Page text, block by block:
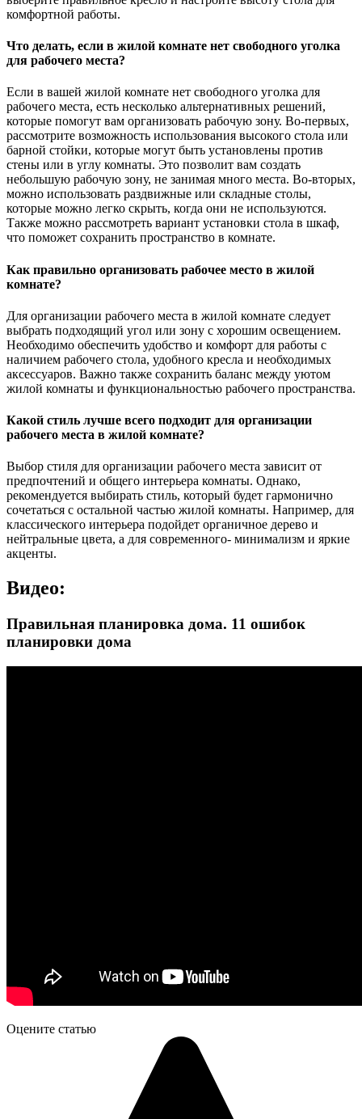
комфортной работы.
Что делать, если в жилой комнате нет свободного уголка
для рабочего места?
Если в вашей жилой комнате нет свободного уголка для
рабочего места, есть несколько альтернативных решений,
которые помогут вам организовать рабочую зону. Во-первых,
рассмотрите возможность использования высокого стола или
барной стойки, которые могут быть установлены против
стены или в углу комнаты. Это позволит вам создать
небольшую рабочую зону, не занимая много места. Во-вторых,
можно использовать раздвижные или складные столы,
которые можно легко скрыть, когда они не используются.
Также можно рассмотреть вариант установки стола в шкаф,
что поможет сохранить пространство в комнате.
Как правильно организовать рабочее место в жилой
комнате?
Для организации рабочего места в жилой комнате следует
выбрать подходящий угол или зону с хорошим освещением.
Необходимо обеспечить удобство и комфорт для работы с
наличием рабочего стола, удобного кресла и необходимых
аксессуаров. Важно также сохранить баланс между уютом
жилой комнаты и функциональностью рабочего пространства.
Какой стиль лучше всего подходит для организации
рабочего места в жилой комнате?
Выбор стиля для организации рабочего места зависит от
предпочтений и общего интерьера комнаты. Однако,
рекомендуется выбирать стиль, который будет гармонично
сочетаться с остальной частью жилой комнаты. Например, для
классического интерьера подойдет органичное дерево и
нейтральные цвета, а для современного- минимализм и яркие
акценты.
Видео:
Правильная планировка дома. 11 ошибок
планировки дома
Оцените статью